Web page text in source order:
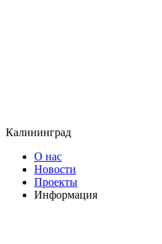
Калининград
О нас
Новости
Проекты
Информация